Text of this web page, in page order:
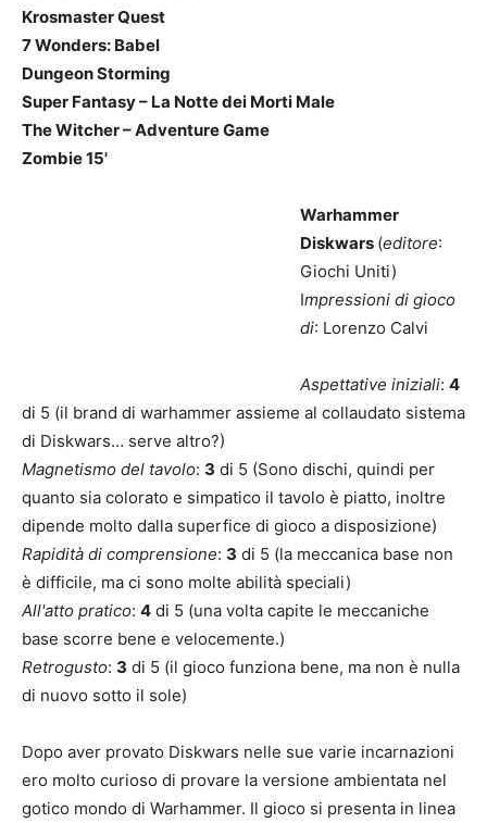
Krosmaster Quest
7 Wonders: Babel
Dungeon Storming
Super Fantasy – La Notte dei Morti Male
The Witcher – Adventure Game
Zombie 15'
Warhammer
Diskwars (editore:
Giochi Uniti)
Impressioni di gioco
di: Lorenzo Calvi
Aspettative iniziali: 4
di 5 (il brand di warhammer assieme al collaudato sistema
di Diskwars… serve altro?)
Magnetismo del tavolo: 3 di 5 (Sono dischi, quindi per
quanto sia colorato e simpatico il tavolo è piatto, inoltre
dipende molto dalla superfice di gioco a disposizione)
Rapidità di comprensione: 3 di 5 (la meccanica base non
è difficile, ma ci sono molte abilità speciali)
All'atto pratico: 4 di 5 (una volta capite le meccaniche
base scorre bene e velocemente.)
Retrogusto: 3 di 5 (il gioco funziona bene, ma non è nulla
di nuovo sotto il sole)
Dopo aver provato Diskwars nelle sue varie incarnazioni
ero molto curioso di provare la versione ambientata nel
gotico mondo di Warhammer. Il gioco si presenta in linea